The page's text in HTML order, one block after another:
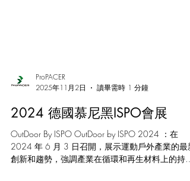
2025年11月2日
讀畢需時 1 分鐘
2024 德國慕尼黑ISPO會展
OutDoor By ISPO OutDoor by ISPO 2024 ：在